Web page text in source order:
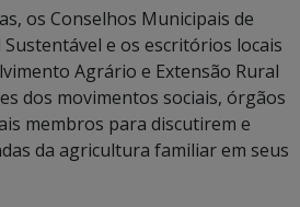
os Conselhos Municipais de
e os escritórios locais
Agrário e Extensão Rural
dos movimentos sociais, órgãos
membros para discutirem e
da agricultura familiar em seus